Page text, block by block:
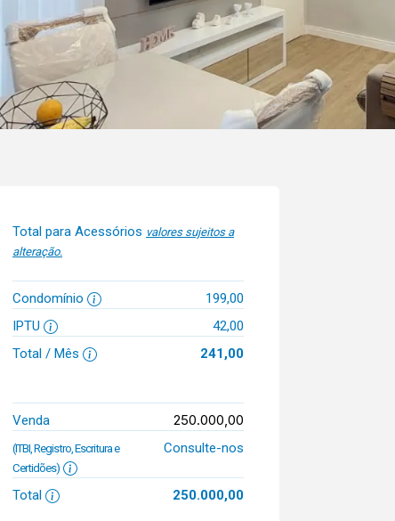
Total para Acessórios valores sujeitos a
alteração.
Condomínio
199,00
IPTU
42,00
Total / Mês
241,00
Venda 250.000,00
(ITBI, Registro, Escritura e
Certidões)
Consulte-nos
Total 250.000,00